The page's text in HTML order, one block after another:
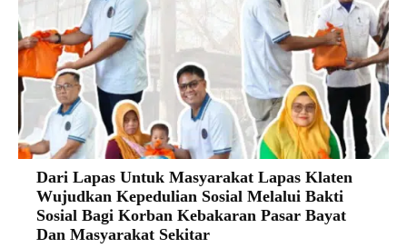
Dari Lapas Untuk Masyarakat Lapas Klaten
Wujudkan Kepedulian Sosial Melalui Bakti
Sosial Bagi Korban Kebakaran Pasar Bayat
Dan Masyarakat Sekitar